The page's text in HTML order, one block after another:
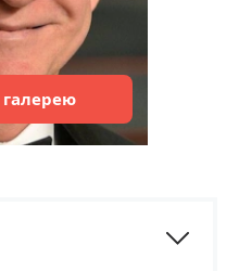
галерею